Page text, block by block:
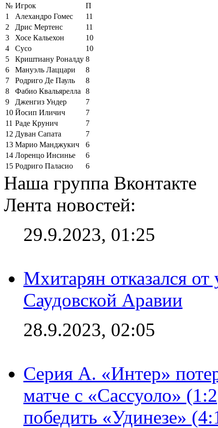
№ Игрок
П
1
Алехандро Гомес
11
2
Дрис Мертенс
11
3
Хосе Кальехон
10
4
Сусо
10
5
Криштиану Роналду 8
6
Мануэль Лаццари
8
7
Родриго Де Пауль
8
8
Фабио Квальярелла
8
9
Дженгиз Ундер
7
10 Йосип Иличич
7
11 Раде Крунич
7
12 Дуван Сапата
7
13 Марио Манджукич
6
14 Лоренцо Инсинье
6
15 Родриго Паласио 6
Наша группа Вконтакте
Лента новостей:
29.9.2023, 01:25
Мхитарян отказался от
Саудовской Аравии
28.9.2023, 02:05
Серия А. «Интер»
матче с «Сассуоло»
победить «Удинезе»